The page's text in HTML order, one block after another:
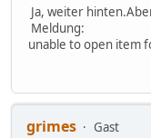
Ja, weiter
Meldung:
unable to open item
grimes
Gast